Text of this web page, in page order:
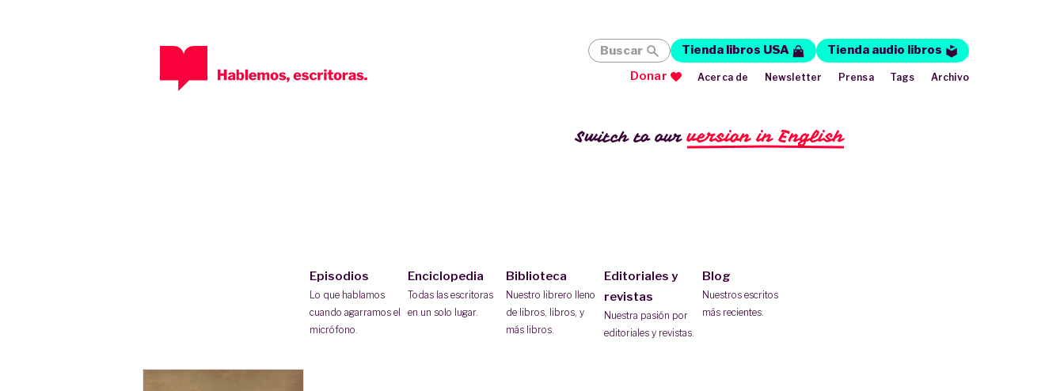
Switch to ourversion in English
Episodios
Lo que hablamos
cuando agarramos el
micrófono.
Enciclopedia
Todas las escritoras
en un solo lugar.
Biblioteca
Nuestro librero lleno
de libros, libros, y
más libros.
Editoriales y
revistas
Nuestra pasión por
editoriales y revistas.
Blog
Nuestros escritos
más recientes.
Buscar Tienda libros USA
Tienda audio libros
Donar
Acerca de Newsletter Prensa Tags Archivo